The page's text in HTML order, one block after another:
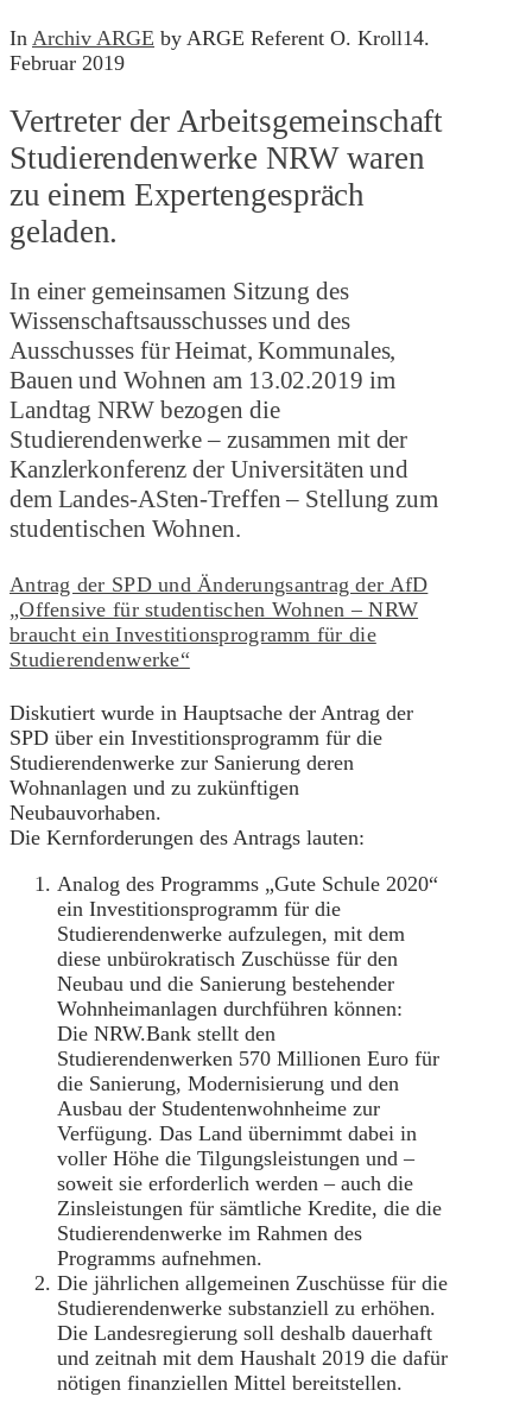
In Archiv ARGE by ARGE Referent O. Kroll14.
Februar 2019
Vertreter der Arbeitsgemeinschaft
Studierendenwerke NRW waren
zu einem Expertengespräch
geladen.
In einer gemeinsamen Sitzung des
Wissenschaftsausschusses und des
Ausschusses für Heimat, Kommunales,
Bauen und Wohnen am 13.02.2019 im
Landtag NRW bezogen die
Studierendenwerke – zusammen mit der
Kanzlerkonferenz der Universitäten und
dem Landes-ASten-Treffen – Stellung zum
studentischen Wohnen.
Antrag der SPD und Änderungsantrag der AfD
„Offensive für studentischen Wohnen – NRW
braucht ein Investitionsprogramm für die
Studierendenwerke“
Diskutiert wurde in Hauptsache der Antrag der
SPD über ein Investitionsprogramm für die
Studierendenwerke zur Sanierung deren
Wohnanlagen und zu zukünftigen
Neubauvorhaben.
Die Kernforderungen des Antrags lauten:
Analog des Programms „Gute Schule 2020“
ein Investitionsprogramm für die
Studierendenwerke aufzulegen, mit dem
diese unbürokratisch Zuschüsse für den
Neubau und die Sanierung bestehender
Wohnheimanlagen durchführen können:
Die NRW.Bank stellt den
Studierendenwerken 570 Millionen Euro für
die Sanierung, Modernisierung und den
Ausbau der Studentenwohnheime zur
Verfügung. Das Land übernimmt dabei in
voller Höhe die Tilgungsleistungen und –
soweit sie erforderlich werden – auch die
Zinsleistungen für sämtliche Kredite, die die
Studierendenwerke im Rahmen des
Programms aufnehmen.
Die jährlichen allgemeinen Zuschüsse für die
Studierendenwerke substanziell zu erhöhen.
Die Landesregierung soll deshalb dauerhaft
und zeitnah mit dem Haushalt 2019 die dafür
nötigen finanziellen Mittel bereitstellen.